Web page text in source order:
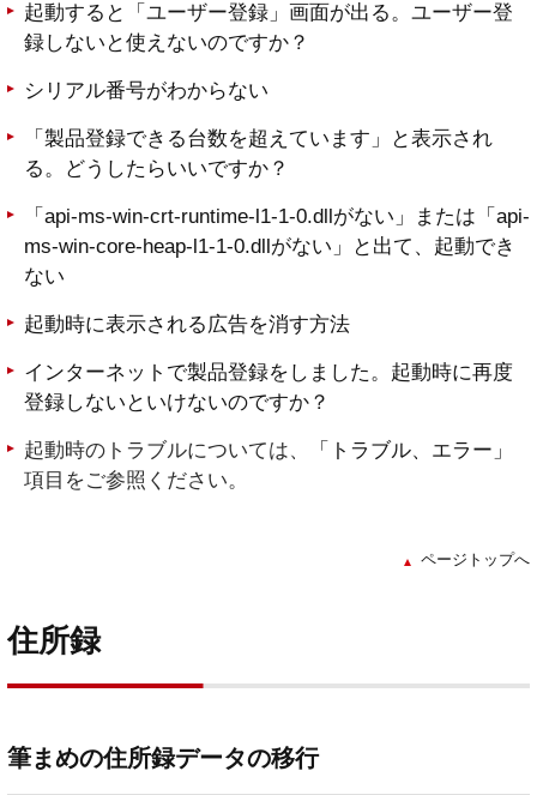
起動すると「ユーザー登録」画面が出る。ユーザー登
録しないと使えないのですか？
シリアル番号がわからない
「製品登録できる台数を超えています」と表示され
る。どうしたらいいですか？
「api-ms-win-crt-runtime-l1-1-0.dllがない」または「api-
ms-win-core-heap-l1-1-0.dllがない」と出て、起動でき
ない
起動時に表示される広告を消す方法
インターネットで製品登録をしました。起動時に再度
登録しないといけないのですか？
起動時のトラブルについては、
「トラブル、エラー」
項目をご参照ください。
ページトップへ
住所録
筆まめの住所録データの移行